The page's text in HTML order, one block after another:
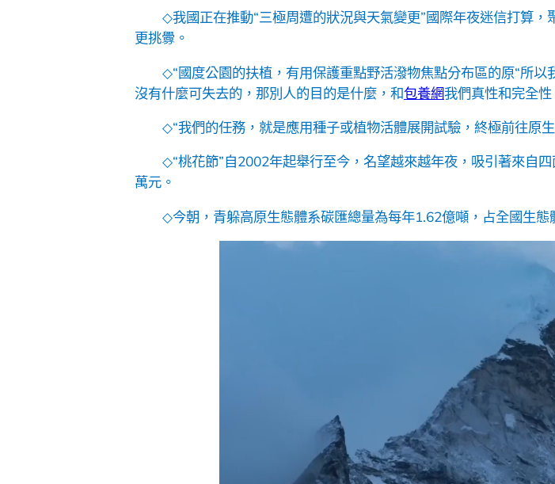
◇我國正在推動“三極周遭的狀況與天氣變更”國際年夜迷信打算
更挑釁。
◇“國度公園的扶植，有用保護重點野活潑物焦點分布區的原“所
沒有什麼可失去的，那別人的目的是什麼，和包養網我們真性和完全性
◇“我們的任務，就是應用種子或植物活體展開試驗，終極前往原
◇“桃花節”自2002年起舉行至今，名望越來越年夜，吸引著來自
萬元。
◇今朝，青躲高原生態體系碳匯總量為每年1.62億噸，占全國生